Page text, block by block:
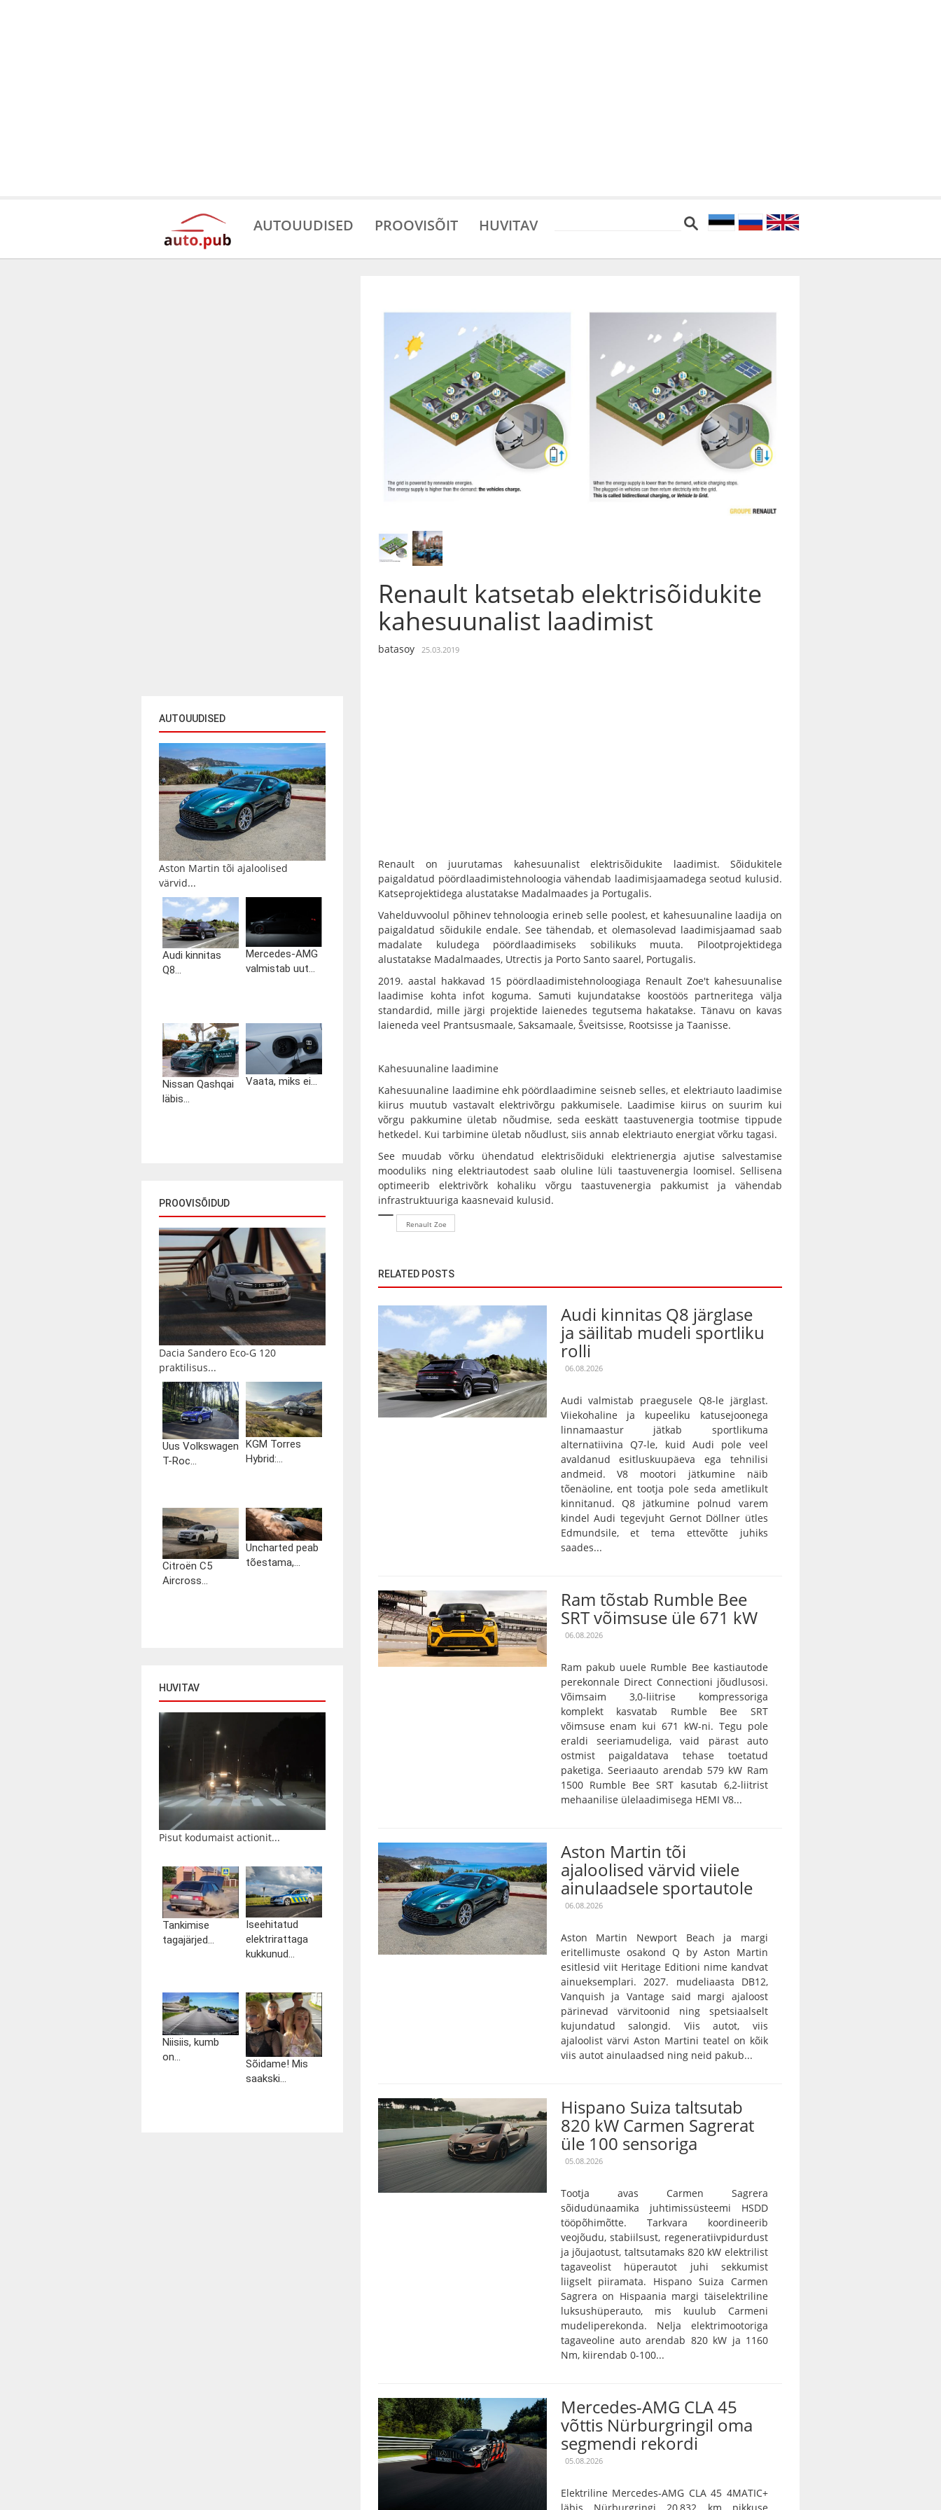
AUTOUUDISED PROOVISÕIT HUVITAV
AUTOUUDISED
Aston Martin tõi ajaloolised
värvid...
Audi kinnitas
Q8...
Mercedes-AMG
valmistab uut...
Nissan Qashqai
läbis...
Vaata, miks ei...
PROOVISÕIDUD
Dacia Sandero Eco-G 120
praktilisus...
Uus Volkswagen
T-Roc...
KGM Torres
Hybrid:...
Citroën C5
Aircross...
Uncharted peab
tõestama,...
HUVITAV
Pisut kodumaist actionit...
Tankimise
tagajärjed...
Iseehitatud
elektrirattaga
kukkunud...
Niisiis, kumb
on...
Sõidame! Mis
saakski...
Renault katsetab elektrisõidukite
kahesuunalist laadimist
batasoy 25.03.2019
Renault on juurutamas kahesuunalist elektrisõidukite laadimist. Sõidukitele
paigaldatud pöördlaadimistehnoloogia vähendab laadimisjaamadega seotud kulusid.
Katseprojektidega alustatakse Madalmaades ja Portugalis.
Vahelduvvoolul põhinev tehnoloogia erineb selle poolest, et kahesuunaline laadija on
paigaldatud sõidukile endale. See tähendab, et olemasolevad laadimisjaamad saab
madalate kuludega pöördlaadimiseks sobilikuks muuta. Pilootprojektidega
alustatakse Madalmaades, Utrectis ja Porto Santo saarel, Portugalis.
2019. aastal hakkavad 15 pöördlaadimistehnoloogiaga Renault Zoe't kahesuunalise
laadimise kohta infot koguma. Samuti kujundatakse koostöös partneritega välja
standardid, mille järgi projektide laienedes tegutsema hakatakse. Tänavu on kavas
laieneda veel Prantsusmaale, Saksamaale, Šveitsisse, Rootsisse ja Taanisse.
Kahesuunaline laadimine
Kahesuunaline laadimine ehk pöördlaadimine seisneb selles, et elektriauto laadimise
kiirus muutub vastavalt elektrivõrgu pakkumisele. Laadimise kiirus on suurim kui
võrgu pakkumine ületab nõudmise, seda eeskätt taastuvenergia tootmise tippude
hetkedel. Kui tarbimine ületab nõudlust, siis annab elektriauto energiat võrku tagasi.
See muudab võrku ühendatud elektrisõiduki elektrienergia ajutise salvestamise
mooduliks ning elektriautodest saab oluline lüli taastuvenergia loomisel. Sellisena
optimeerib elektrivõrk kohaliku võrgu taastuvenergia pakkumist ja vähendab
infrastruktuuriga kaasnevaid kulusid.
Renault Zoe
RELATED POSTS
Audi kinnitas Q8 järglase
ja säilitab mudeli sportliku
rolli
06.08.2026
Audi valmistab praegusele Q8-le järglast.
Viiekohaline ja kupeeliku katusejoonega
linnamaastur jätkab sportlikuma
alternatiivina Q7-le, kuid Audi pole veel
avaldanud esitluskuupäeva ega tehnilisi
andmeid. V8 mootori jätkumine näib
tõenäoline, ent tootja pole seda ametlikult
kinnitanud. Q8 jätkumine polnud varem
kindel Audi tegevjuht Gernot Döllner ütles
Edmundsile, et tema ettevõtte juhiks
saades...
Ram tõstab Rumble Bee
SRT võimsuse üle 671 kW
06.08.2026
Ram pakub uuele Rumble Bee kastiautode
perekonnale Direct Connectioni jõudlusosi.
Võimsaim 3,0-liitrise kompressoriga
komplekt kasvatab Rumble Bee SRT
võimsuse enam kui 671 kW-ni. Tegu pole
eraldi seeriamudeliga, vaid pärast auto
ostmist paigaldatava tehase toetatud
paketiga. Seeriaauto arendab 579 kW Ram
1500 Rumble Bee SRT kasutab 6,2-liitrist
mehaanilise ülelaadimisega HEMI V8...
Aston Martin tõi
ajaloolised värvid viiele
ainulaadsele sportautole
06.08.2026
Aston Martin Newport Beach ja margi
eritellimuste osakond Q by Aston Martin
esitlesid viit Heritage Editioni nime kandvat
ainueksemplari. 2027. mudeliaasta DB12,
Vanquish ja Vantage said margi ajaloost
pärinevad värvitoonid ning spetsiaalselt
kujundatud salongid. Viis autot, viis
ajaloolist värvi Aston Martini teatel on kõik
viis autot ainulaadsed ning neid pakub...
Hispano Suiza taltsutab
820 kW Carmen Sagrerat
üle 100 sensoriga
05.08.2026
Tootja avas Carmen Sagrera
sõidudünaamika juhtimissüsteemi HSDD
tööpõhimõtte. Tarkvara koordineerib
veojõudu, stabiilsust, regeneratiivpidurdust
ja jõujaotust, taltsutamaks 820 kW elektrilist
tagaveolist hüperautot juhi sekkumist
liigselt piiramata. Hispano Suiza Carmen
Sagrera on Hispaania margi täiselektriline
luksushüperauto, mis kuulub Carmeni
mudeliperekonda. Nelja elektrimootoriga
tagaveoline auto arendab 820 kW ja 1160
Nm, kiirendab 0-100...
Mercedes-AMG CLA 45
võttis Nürburgringil oma
segmendi rekordi
05.08.2026
Elektriline Mercedes-AMG CLA 45 4MATIC+